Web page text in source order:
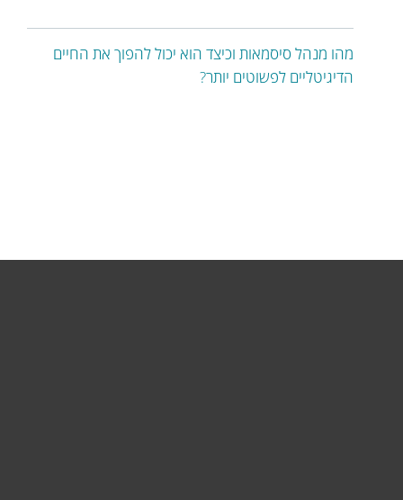
מהו מנהל סיסמאות וכיצד הוא יכול להפוך את החיים
הדיגיטליים לפשוטים יותר?